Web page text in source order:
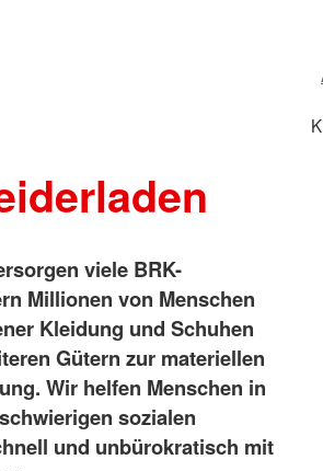
viele BRK-
Millionen von Menschen
Kleidung und Schuhen
Gütern zur materiellen
Wir helfen Menschen in
sozialen
und unbürokratisch mit